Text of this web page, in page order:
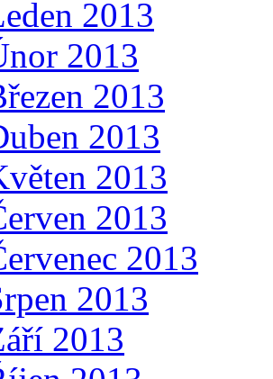
2013
2013
2013
2013
2013
2013
2013
2013
2013